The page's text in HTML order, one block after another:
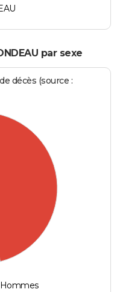
par sexe
décès (source :
Hommes